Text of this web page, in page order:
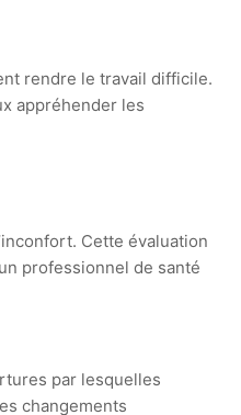
rendre le travail difficile.
appréhender les
Cette évaluation
professionnel de santé
par lesquelles
changements